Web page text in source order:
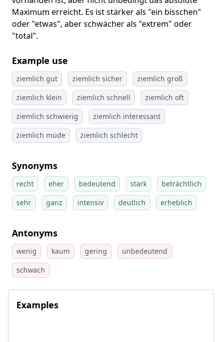
Maximum erreicht. Es ist stärker als "ein bisschen"
oder "etwas", aber schwächer als "extrem" oder
"total".
Example use
ziemlich gut ziemlich sicher
ziemlich groß
ziemlich klein
ziemlich schnell
ziemlich oft
ziemlich schwierig
ziemlich interessant
ziemlich müde
ziemlich schlecht
Synonyms
recht eher bedeutend stark
beträchtlich
sehr
ganz intensiv deutlich erheblich
Antonyms
wenig kaum gering
unbedeutend
schwach
Examples